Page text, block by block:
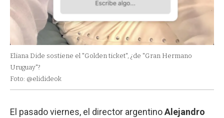
Eliana Dide sostiene el "Golden ticket", ¿de "Gran Hermano
Uruguay"?
Foto: @elidideok
El pasado viernes, el director argentinoAlejandro